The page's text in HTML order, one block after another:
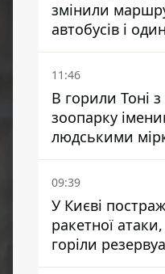
змінили
автобусів і
11:46
В горили Тоні з
зоопарку
людськими
вже понад 90
09:39
У Києві
ракетної
горіли
паливом